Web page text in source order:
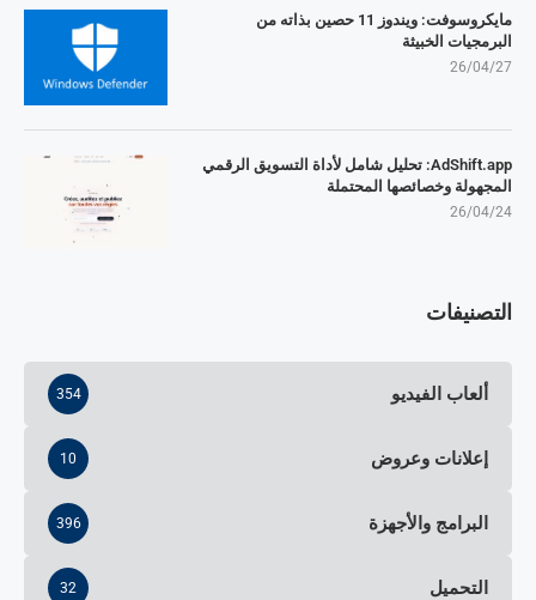
مايكروسوفت: ويندوز 11 حصين بذاته من
البرمجيات الخبيثة
26/04/27
AdShift.app: تحليل شامل لأداة التسويق الرقمي
المجهولة وخصائصها المحتملة
26/04/24
التصنيفات
ألعاب الفيديو 354
إعلانات وعروض 10
البرامج والأجهزة 396
التحميل 32